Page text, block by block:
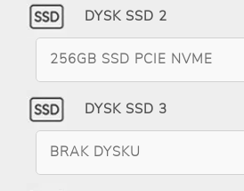
DYSK SSD 2
256GB SSD PCIE NVME
DYSK SSD 3
BRAK DYSKU